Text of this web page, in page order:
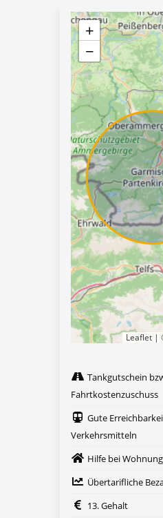
+
−
Leaflet |
Tankgutschein
Fahrtkostenzuschuss
Gute
Verkehrsmitteln
Hilfe bei
Übertarifliche
13. Gehalt